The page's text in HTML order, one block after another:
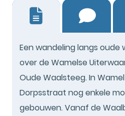
Een wandeling langs oude
over de Wamelse
Oude Waalsteeg. In
Dorpsstraat nog enkele
gebouwen. Vanaf de